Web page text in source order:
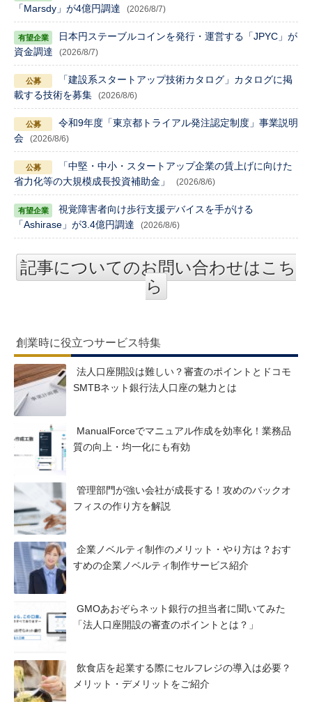
「Marsdy」が4億円調達
(2026/8/7)
日本円ステーブルコインを発行・運営する「JPYC」が
資金調達
(2026/8/7)
「建設系スタートアップ技術カタログ」カタログに掲
載する技術を募集
(2026/8/6)
令和9年度「東京都トライアル発注認定制度」事業説明
会
(2026/8/6)
「中堅・中小・スタートアップ企業の賃上げに向けた
省力化等の大規模成長投資補助金」
(2026/8/6)
視覚障害者向け歩行支援デバイスを手がける
「Ashirase」が3.4億円調達
(2026/8/6)
記事についてのお問い合わせはこち
ら
創業時に役立つサービス特集
法人口座開設は難しい？審査のポイントとドコモ
SMTBネット銀行法人口座の魅力とは
ManualForceでマニュアル作成を効率化！業務品
質の向上・均一化にも有効
管理部門が強い会社が成長する！攻めのバックオ
フィスの作り方を解説
企業ノベルティ制作のメリット・やり方は？おす
すめの企業ノベルティ制作サービス紹介
GMOあおぞらネット銀行の担当者に聞いてみた
「法人口座開設の審査のポイントとは？」
飲食店を起業する際にセルフレジの導入は必要？
メリット・デメリットをご紹介